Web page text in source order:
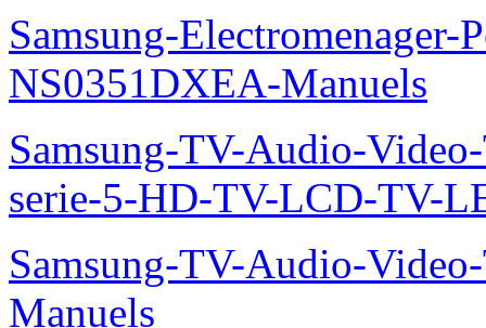
Samsung-
NS0351DXEA-Manuels
Samsung-TV-Audio-
serie-5-HD-TV-LCD-TV-
Samsung-TV-Audio-
Manuels